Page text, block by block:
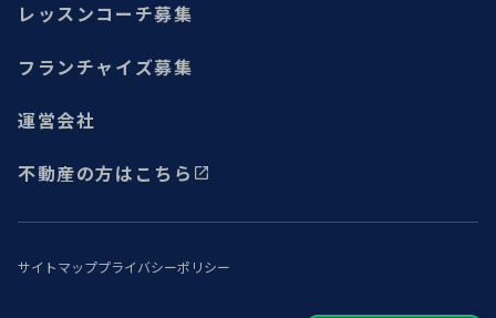
レッスンコーチ募集
フランチャイズ募集
運営会社
不動産の方はこちら
サイトマッププライバシーポリシー